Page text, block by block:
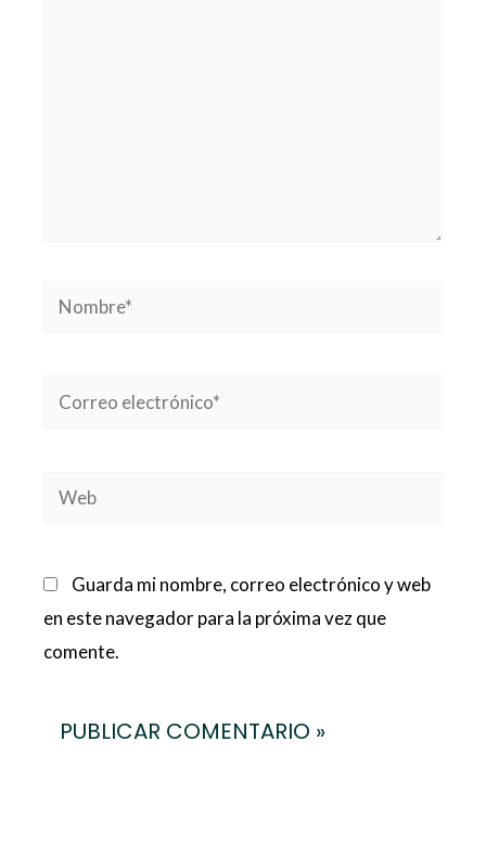
Nombre*
Correo
Web
Guarda mi nombre, correo electrónico y web
en este navegador para la próxima vez que
comente.